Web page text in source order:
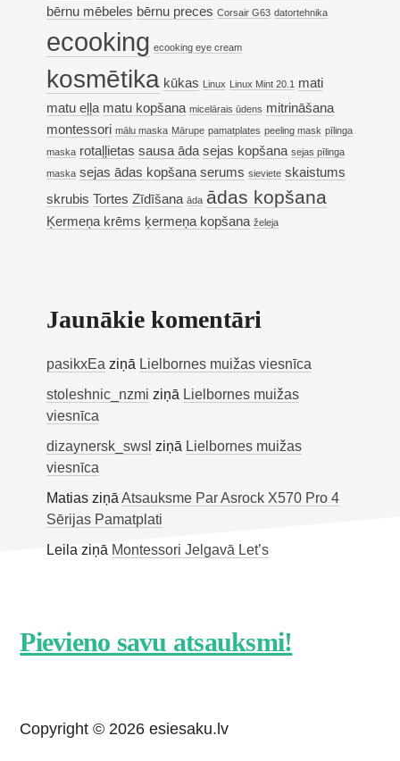
bērnu mēbeles bērnu preces Corsair G63 datortehnika
ecooking ecooking eye cream
kosmētika kūkas Linux Linux Mint 20.1
mati
matu eļļa matu kopšana micelārais ūdens mitrināšana
montessori mālu maska Mārupe pamatplates peeling mask pīlinga
maska rotaļļietas sausa āda sejas kopšana sejas pīlinga
maska sejas ādas kopšana serums sieviete skaistums
skrubis Tortes Zīdīšana āda ādas kopšana
Ķermeņa krēms ķermeņa kopšana želeja
Jaunākie komentāri
pasikxEa ziņā Lielbornes muižas viesnīca
stoleshnic_nzmi ziņā Lielbornes muižas
viesnīca
dizaynersk_swsl ziņā Lielbornes muižas
viesnīca
Matias ziņāAtsauksme Par Asrock X570 Pro 4
Sērijas Pamatplati
Leila ziņā Montessori Jelgavā Let’s
Footer
Pievieno savu atsauksmi!
Copyright © 2026 esiesaku.lv